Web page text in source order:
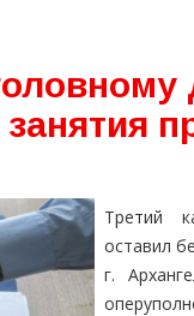
Третий
оставил
г.